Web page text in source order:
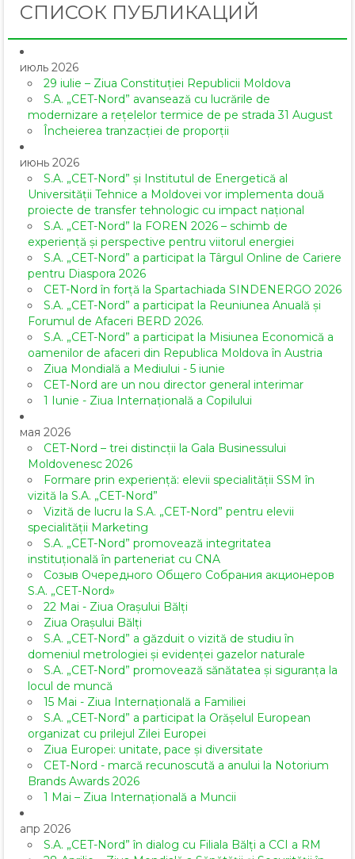
СПИСОК ПУБЛИКАЦИЙ
июль 2026
29 iulie – Ziua Constituției Republicii Moldova
S.A. „CET-Nord” avansează cu lucrările de
modernizare a rețelelor termice de pe strada 31 August
Încheierea tranzacției de proporții
июнь 2026
S.A. „CET-Nord” și Institutul de Energetică al
Universității Tehnice a Moldovei vor implementa două
proiecte de transfer tehnologic cu impact național
S.A. „CET-Nord” la FOREN 2026 – schimb de
experiență și perspective pentru viitorul energiei
S.A. „CET-Nord” a participat la Târgul Online de Cariere
pentru Diaspora 2026
CET-Nord în forță la Spartachiada SINDENERGO 2026
S.A. „CET-Nord” a participat la Reuniunea Anuală și
Forumul de Afaceri BERD 2026.
S.A. „CET-Nord” a participat la Misiunea Economică a
oamenilor de afaceri din Republica Moldova în Austria
Ziua Mondială a Mediului - 5 iunie
CET-Nord are un nou director general interimar
1 Iunie - Ziua Internațională a Copilului
мая 2026
CET-Nord – trei distincții la Gala Businessului
Moldovenesc 2026
Formare prin experiență: elevii specialității SSM în
vizită la S.A. „CET-Nord”
Vizită de lucru la S.A. „CET-Nord” pentru elevii
specialității Marketing
S.A. „CET-Nord” promovează integritatea
instituțională în parteneriat cu CNA
Созыв Очередного Общего Собрания акционеров
S.A. „CET-Nord»
22 Mai - Ziua Orașului Bălți
Ziua Orașului Bălți
S.A. „CET-Nord” a găzduit o vizită de studiu în
domeniul metrologiei și evidenței gazelor naturale
S.A. „CET-Nord” promovează sănătatea și siguranța la
locul de muncă
15 Mai - Ziua Internațională a Familiei
S.A. „CET-Nord” a participat la Orășelul European
organizat cu prilejul Zilei Europei
Ziua Europei: unitate, pace și diversitate
CET-Nord - marcă recunoscută a anului la Notorium
Brands Awards 2026
1 Mai – Ziua Internațională a Muncii
апр 2026
S.A. „CET-Nord” în dialog cu Filiala Bălți a CCI a RM